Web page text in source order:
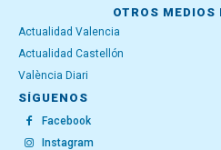
OTROS MEDIOS
Actualidad Valencia
Actualidad Castellón
València Diari
SÍGUENOS
Facebook
Instagram